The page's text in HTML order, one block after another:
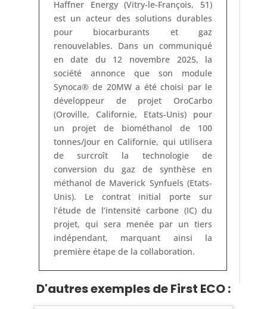
Haffner Energy (Vitry-le-François, 51)
est un acteur des solutions durables
pour biocarburants et gaz
renouvelables. Dans un communiqué
en date du 12 novembre 2025, la
société annonce que son module
Synoca® de 20MW a été choisi par le
développeur de projet OroCarbo
(Oroville, Californie, Etats-Unis) pour
un projet de biométhanol de 100
tonnes/jour en Californie, qui utilisera
de surcroît la technologie de
conversion du gaz de synthèse en
méthanol de Maverick Synfuels (Etats-
Unis). Le contrat initial porte sur
l’étude de l’intensité carbone (IC) du
projet, qui sera menée par un tiers
indépendant, marquant ainsi la
première étape de la collaboration.
D'autres exemples de First ECO :